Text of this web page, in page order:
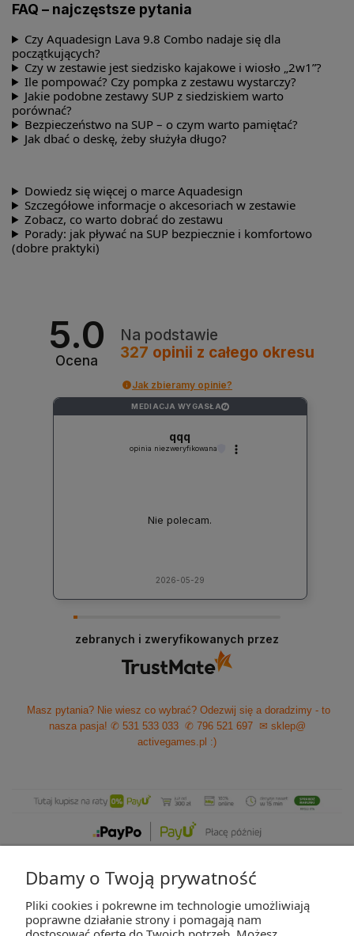
FAQ – najczęstsze pytania
Czy Aquadesign Lava 9.8 Combo nadaje się dla
początkujących?
Czy w zestawie jest siedzisko kajakowe i wiosło „2w1”?
Ile pompować? Czy pompka z zestawu wystarczy?
Jakie podobne zestawy SUP z siedziskiem warto
porównać?
Bezpieczeństwo na SUP – o czym warto pamiętać?
Jak dbać o deskę, żeby służyła długo?
Dowiedz się więcej o marce Aquadesign
Szczegółowe informacje o akcesoriach w zestawie
Zobacz, co warto dobrać do zestawu
Porady: jak pływać na SUP bezpiecznie i komfortowo
(dobre praktyki)
5.0
Ocena
Na podstawie
327 opinii z całego okresu
Jak zbieramy opinie?
MEDIACJA WYGASŁA ?
qqq
opinia niezweryfikowana
Nie polecam.
2026-05-29
zebranych i zweryfikowanych przez
Masz pytania? Nie wiesz co wybrać? Odezwij się a doradzimy - to
nasza pasja! ✆ 531 533 033 ✆ 796 521 697
✉ sklep@
activegames.pl :)
ZAKUPY
Dbamy o Twoją prywatność
Pliki cookies i pokrewne im technologie umożliwiają
poprawne działanie strony i pomagają nam